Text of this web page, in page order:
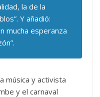
la de la
Y añadió:
mucha esperanza
música y activista
y el carnaval